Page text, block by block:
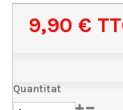
9,90 €
Quantitat